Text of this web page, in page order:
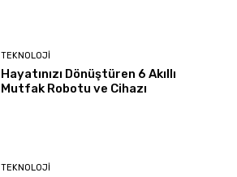
TEKNOLOJI
Hayatınızı Dönüştüren 6 Akıllı
Mutfak Robotu ve Cihazı
TEKNOLOJI